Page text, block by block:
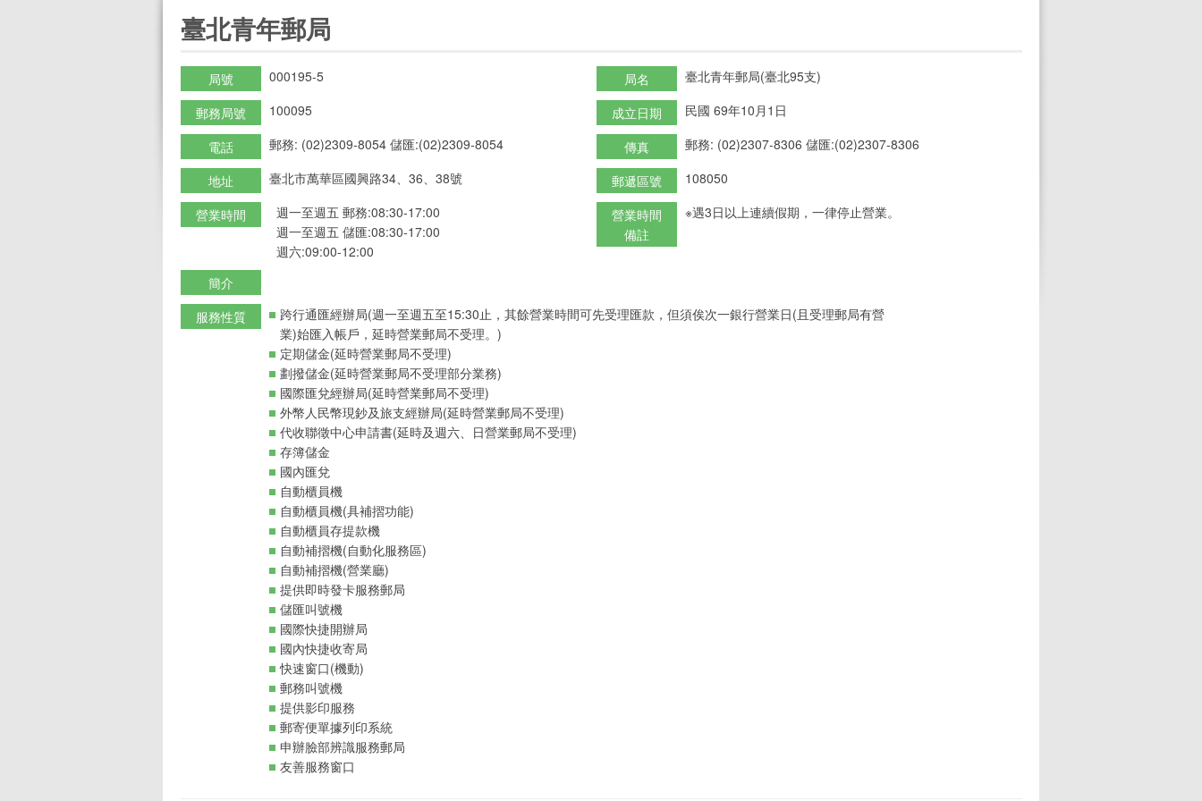
臺北青年郵局
局號 000195-5 局名 臺北青年郵局(臺北95支)
郵務局號 100095 成立日期 民國 69年10月1日
電話 郵務: (02)2309-8054 儲匯:(02)2309-8054 傳真 郵務: (02)2307-8306 儲匯:(02)2307-8306
地址 臺北市萬華區國興路34、36、38號 郵遞區號 108050
營業時間
週一至週五 郵務:08:30-17:00
週一至週五 儲匯:08:30-17:00
週六:09:00-12:00
營業時間
備註
※遇3日以上連續假期，一律停止營業。
簡介
服務性質
跨行通匯經辦局(週一至週五至15:30止，其餘營業時間可先受理匯款，但須俟次一銀行營業日(且受理郵局有營
業)始匯入帳戶，延時營業郵局不受理。)
定期儲金(延時營業郵局不受理)
劃撥儲金(延時營業郵局不受理部分業務)
國際匯兌經辦局(延時營業郵局不受理)
外幣人民幣現鈔及旅支經辦局(延時營業郵局不受理)
代收聯徵中心申請書(延時及週六、日營業郵局不受理)
存簿儲金
國內匯兌
自動櫃員機
自動櫃員機(具補摺功能)
自動櫃員存提款機
自動補摺機(自動化服務區)
自動補摺機(營業廳)
提供即時發卡服務郵局
儲匯叫號機
國際快捷開辦局
國內快捷收寄局
快速窗口(機動)
郵務叫號機
提供影印服務
郵寄便單據列印系統
申辦臉部辨識服務郵局
友善服務窗口